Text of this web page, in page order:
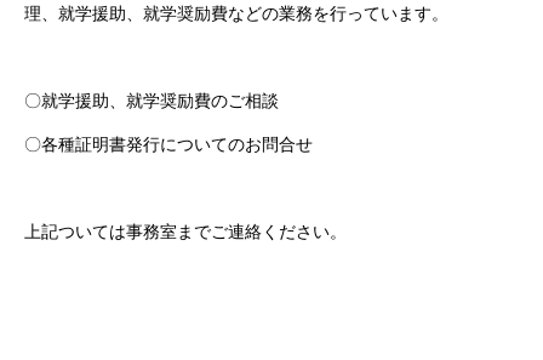
理、就学援助、就学奨励費などの業務を行っています。
〇就学援助、就学奨励費のご相談
〇各種証明書発行についてのお問合せ
上記ついては事務室までご連絡ください。